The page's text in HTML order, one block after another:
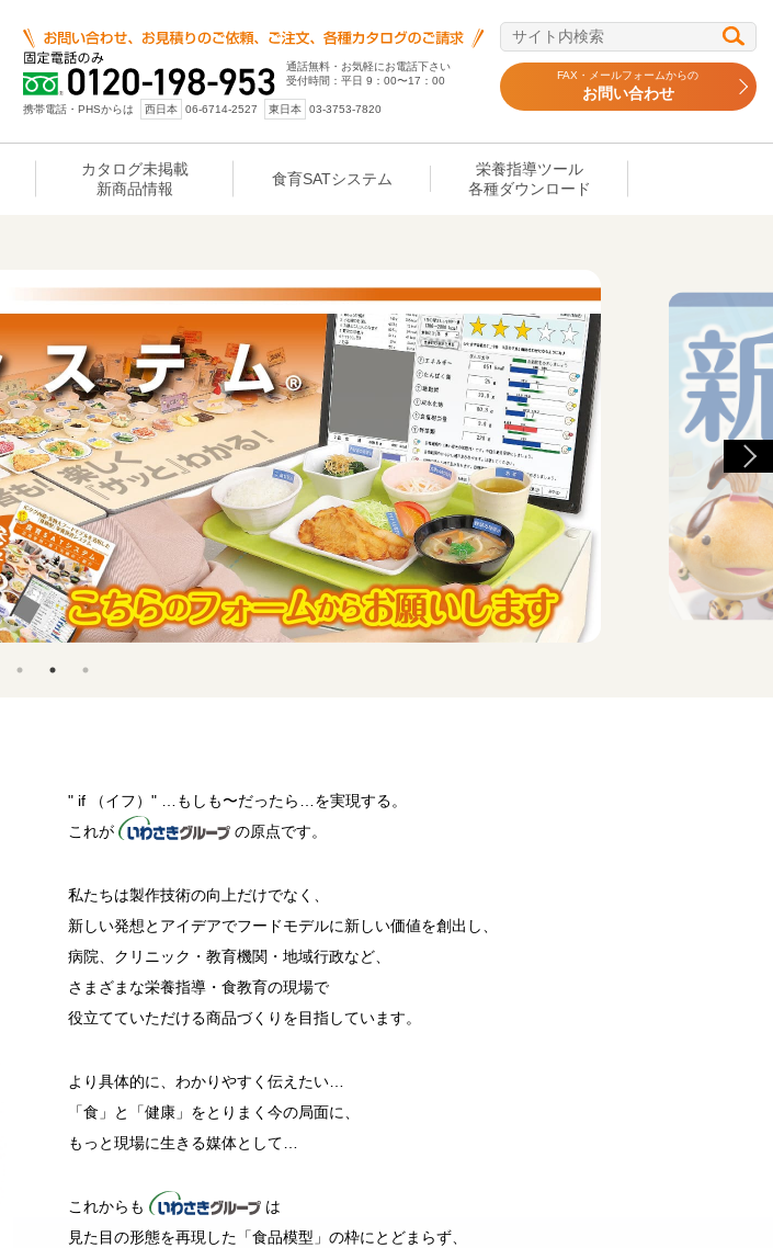
通話無料・お気軽にお電話下さい
受付時間：平日 9：00〜17：00
携帯電話・PHSからは 西日本 06-6714-2527 東日本 03-3753-7820
FAX・メールフォームからの
お問い合わせ
カタログ未掲載
新商品情報
食育SATシステム
栄養指導ツール
各種ダウンロード
" if （イフ）" …もしも〜だったら…を実現する。
これが
の原点です。
私たちは製作技術の向上だけでなく、
新しい発想とアイデアでフードモデルに新しい価値を創出し、
病院、クリニック・教育機関・地域行政など、
さまざまな栄養指導・食教育の現場で
役立てていただける商品づくりを目指しています。
より具体的に、わかりやすく伝えたい…
「食」と「健康」をとりまく今の局面に、
もっと現場に生きる媒体として…
これからも
は
見た目の形態を再現した「食品模型」の枠にとどまらず、